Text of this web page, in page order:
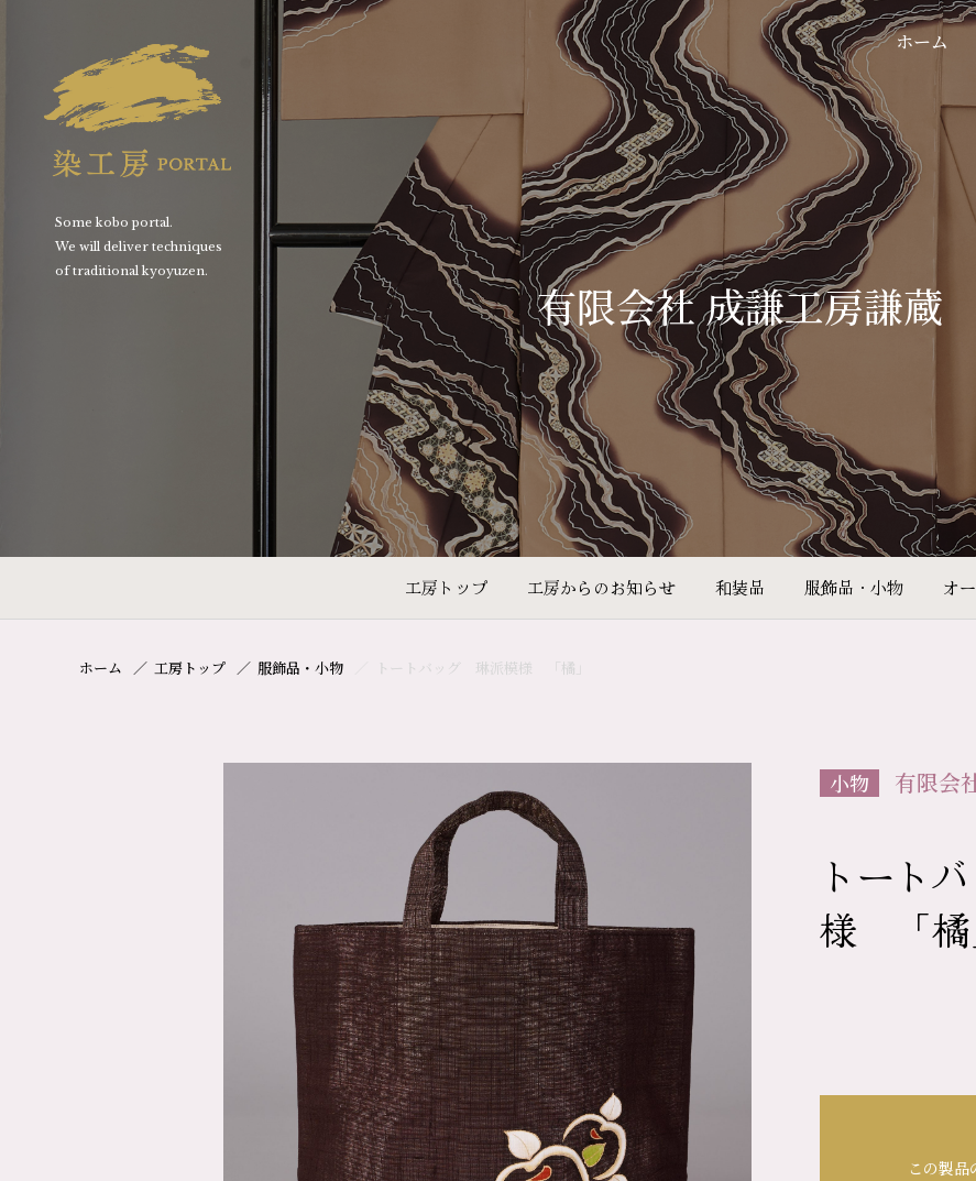
Some kobo portal.
We will deliver techniques
of traditional kyoyuzen.
ホーム
有限会社 成謙工房謙蔵
工房トップ 工房からのお知らせ 和装品 服飾品・小物 オ
ホーム 工房トップ 服飾品・小物 トートバッグ 琳派模様 「橘」
小物 有限会
トート
様 「橘
この製品